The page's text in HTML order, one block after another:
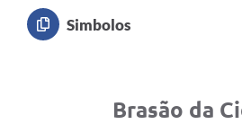
Simbolos
Brasão da